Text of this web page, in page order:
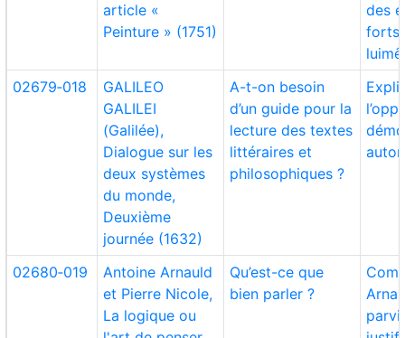
article «
Peinture » (1751)
des
forts
02679‑018
GALILEO
GALILEI
(Galilée),
Dialogue sur les
deux systèmes
du monde,
Deuxième
journée (1632)
A-t-on besoin
d’un guide pour la
lecture des textes
littéraires et
philosophiques ?
02680‑019
Antoine Arnauld
et Pierre Nicole,
La logique ou
Qu’est-ce que
bien parler ?